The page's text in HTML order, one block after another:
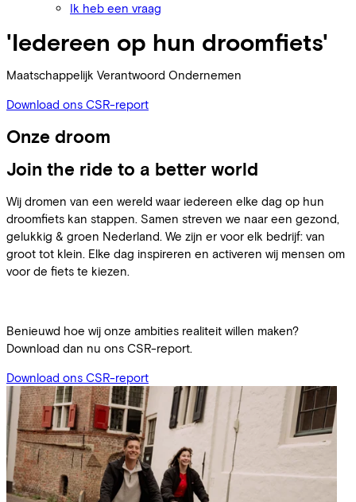
Ik heb een vraag
'Iedereen op hun droomfiets'
Maatschappelijk Verantwoord Ondernemen
Download ons CSR-report
Onze droom
Join the ride to a better world
Wij dromen van een wereld waar iedereen elke dag op hun
droomfiets kan stappen. Samen streven we naar een gezond,
gelukkig & groen Nederland. We zijn er voor elk bedrijf: van
groot tot klein. Elke dag inspireren en activeren wij mensen om
voor de fiets te kiezen.
Benieuwd hoe wij onze ambities realiteit willen maken?
Download dan nu ons CSR-report.
Download ons CSR-report